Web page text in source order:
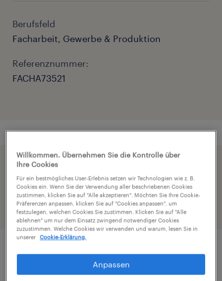
Berufsfeld
Facharbeit, Gewerbe & Produktion
Referenznummer:
FACHA73521
Beschleunige die Bewerbung indem du dein
Profil teilst
Willkommen. Übernehmen Sie die Kontrolle über
Ihre Cookies
Für ein bestmögliches User-Erlebnis setzen wir Technologien wie z. B.
Cookies ein. Wenn Sie der Verwendung aller beschriebenen Cookies
zustimmen, klicken Sie auf "Alle akzeptieren". Möchten Sie Ihre Cookie-
Präferenzen anpassen, klicken Sie auf "Cookies anpassen", um
festzulegen, welchen Cookies Sie zustimmen. Klicken Sie auf "Alle
ablehnen" um nur dem Einsatz zwingend notwendiger Cookies
zuzustimmen. Welche Cookies wir verwenden und warum, lesen Sie in
unserer
Cookie-Erklärung.
Anpassen